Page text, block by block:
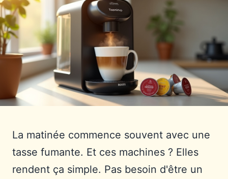
La matinée commence souvent avec une
tasse fumante. Et ces machines ? Elles
rendent ça simple. Pas besoin d'être un